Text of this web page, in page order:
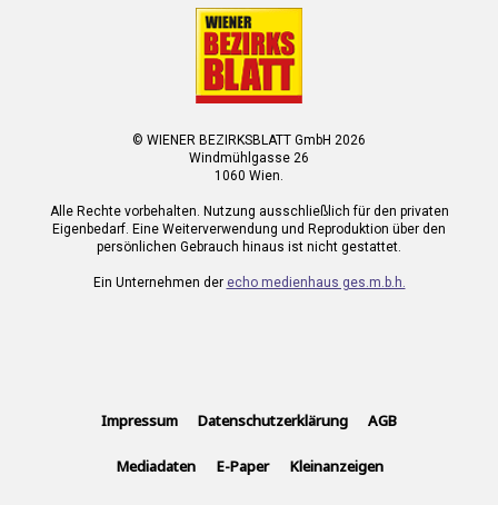
© WIENER BEZIRKSBLATT GmbH 2026
Windmühlgasse 26
1060 Wien.
Alle Rechte vorbehalten. Nutzung ausschließlich für den privaten
Eigenbedarf. Eine Weiterverwendung und Reproduktion über den
persönlichen Gebrauch hinaus ist nicht gestattet.
Ein Unternehmen der echo medienhaus ges.m.b.h.
Impressum Datenschutzerklärung AGB
Mediadaten E-Paper Kleinanzeigen